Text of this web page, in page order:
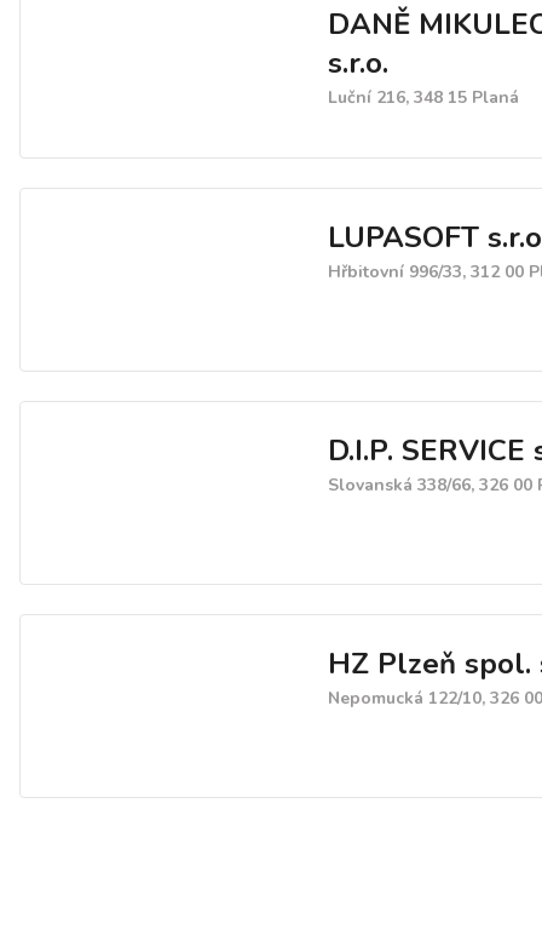
DANĚ
s.r.o.
Luční 216, 348 15 Planá
LUPASOFT
Hřbitovní 996/33, 312 00
D.I.P. SERVICE
Slovanská 338/66, 326 00
HZ Plzeň spol.
Nepomucká 122/10, 326